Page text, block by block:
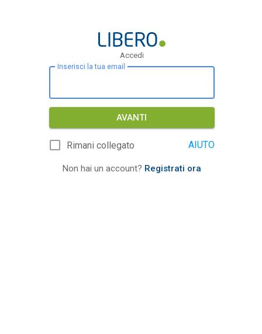
Accedi
Inserisci la tua email
AVANTI
Rimani collegato AIUTO
Non hai un account? Registrati ora